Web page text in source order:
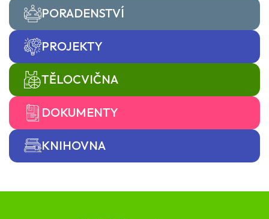
PORADENSTVÍ
PROJEKTY
TĚLOCVIČNA
DOKUMENTY
KNIHOVNA